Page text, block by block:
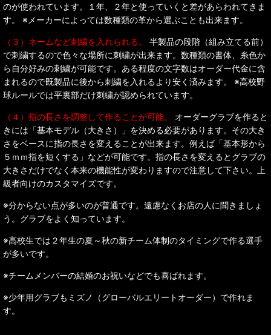
のが使われています。１年、２年と使っていくと差があらわれてきま
す。 ※メーカーによっては数種類の革から選ぶことも出来ます。
（３）ネームなど刺繍を入れられる。
半製品の段階（組み立てる前）
で刺繍するので色々な場所に刺繍が出来ます。数種類の書体、糸色か
ら自分好みの刺繍が可能です。ある程度の文字数はオーダー代金に含
まれるので既製品に後から刺繍を入れるより安く済みます。 ※高校野
球ルールでは平裏部だけ刺繍が認められています。
（４）指の長さを調整して作ることが可能。
オーダーグラブを作ると
きには「基本モデル（大きさ）」を決める必要があります。その大き
さをベースに指の長さを変えることが出来ます。例えば「基本形から
５ｍｍ指を短くする」などが可能です。指の長さを変えるとグラブの
大きさだけでなく本来の機能性が変わりますので注意して下さい。上
級者向けのカスタマイズです。
※分からない点が多いのが普通です。遠慮なくお店の人に聞きましょ
う。グラブをよく知っています。
※高校生では２年生の夏～秋の新チーム体制のタイミングで作る選手
が多いです。
※チームメンバーの結婚のお祝いなどでも喜ばれます。
※少年用グラブもミズノ（グローバルエリートオーダー）で作れま
す。